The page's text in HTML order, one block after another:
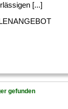
[...]
gefunden